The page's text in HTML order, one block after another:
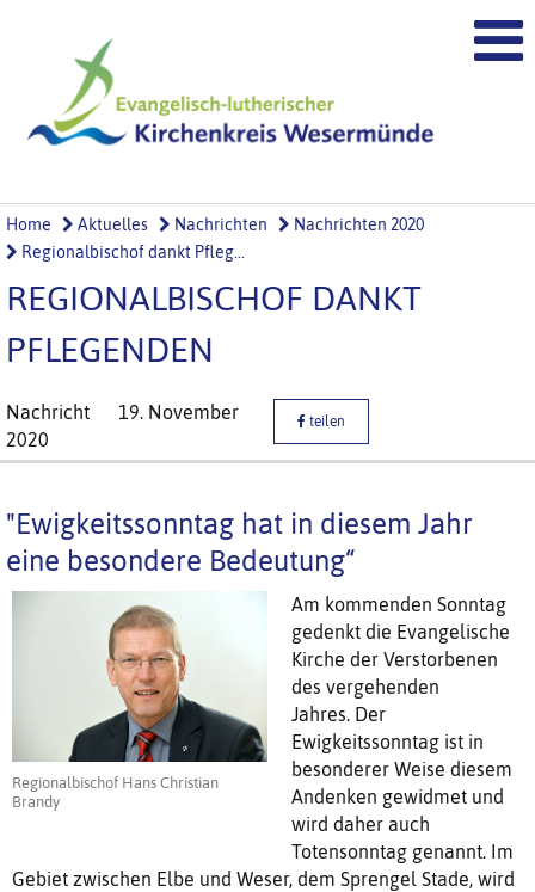
Home Aktuelles Nachrichten
Nachrichten 2020
Regionalbischof dankt Pfleg...
REGIONALBISCHOF DANKT
PFLEGENDEN
Nachricht
19. November
2020
teilen
"Ewigkeitssonntag hat in diesem Jahr
eine besondere Bedeutung“
Regionalbischof Hans Christian
Brandy
Am kommenden Sonntag
gedenkt die Evangelische
Kirche der Verstorbenen
des vergehenden
Jahres. Der
Ewigkeitssonntag ist in
besonderer Weise diesem
Andenken gewidmet und
wird daher auch
Totensonntag genannt. Im
Gebiet zwischen Elbe und Weser, dem Sprengel Stade, wird